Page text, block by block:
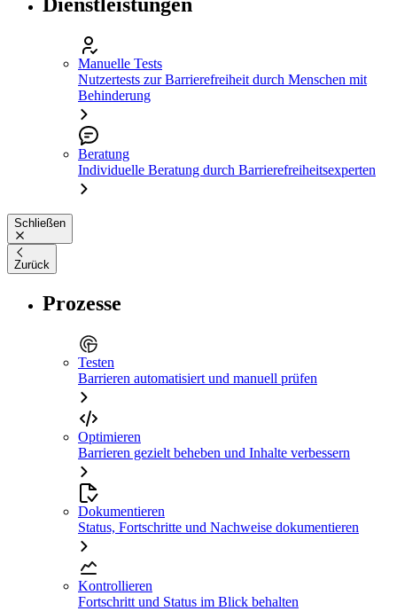
Manuelle Tests
Nutzertests zur Barrierefreiheit durch Menschen mit
Behinderung
Beratung
Individuelle Beratung durch Barrierefreiheitsexperten
Schließen
Zurück
Prozesse
Testen
Barrieren automatisiert und manuell prüfen
Optimieren
Barrieren gezielt beheben und Inhalte verbessern
Dokumentieren
Status, Fortschritte und Nachweise dokumentieren
Kontrollieren
Fortschritt und Status im Blick behalten